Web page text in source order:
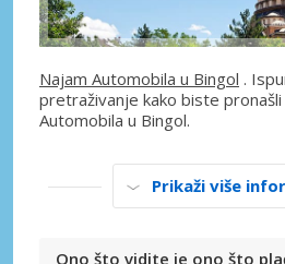
Najam Automobila u Bingol .
pretraživanje kako biste
Automobila u Bingol.
Prikaži više
Ono što vidite je ono što